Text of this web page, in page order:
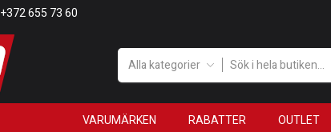
+372 655 73 60
Alla kategorier
VARUMÄRKEN RABATTER OUTLET